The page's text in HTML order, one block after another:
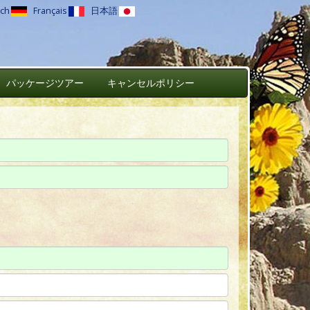
Français 日本語
パッケージツアー キャンセルポリシー